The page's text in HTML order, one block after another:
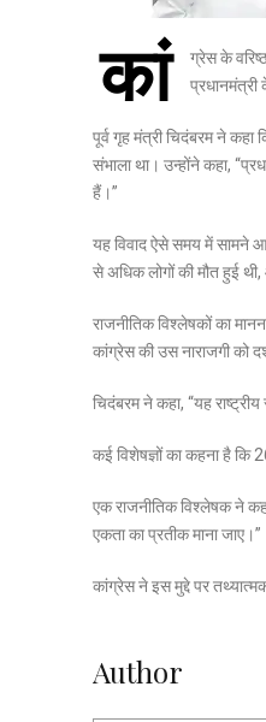
कां
ग्रेस के
प्रधानमंत्री
पूर्व गृह मंत्री चिदंबरम ने
संभाला था। उन्होंने कहा,
हैं।”
यह विवाद ऐसे समय में सामने
से अधिक लोगों की मौत हुई
राजनीतिक विश्लेषकों का
कांग्रेस की उस नाराजगी को
चिदंबरम ने कहा, “यह
कई विशेषज्ञों का कहना है कि
एक राजनीतिक विश्लेषक ने
एकता का प्रतीक माना जाए।”
कांग्रेस ने इस मुद्दे पर
Author